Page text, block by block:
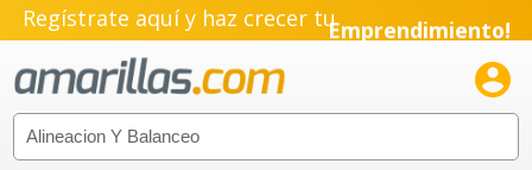
Regístrate aquí y haz crecer tuEmprendimiento!
